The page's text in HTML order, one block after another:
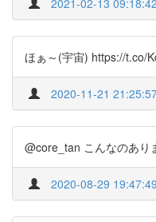
2021-02-13 09:18:42
ほぁ～(宇宙) https://t.co/
2020-11-21
@core_tan こんなのあり
2020-08-29 19:47:49